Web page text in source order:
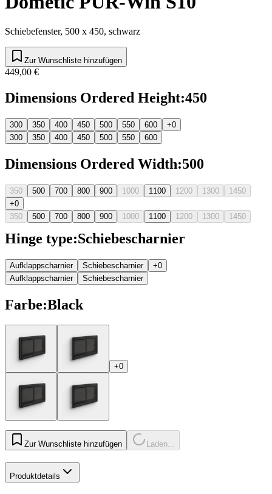
Schiebefenster, 500 x 450, schwarz
Zur Wunschliste hinzufügen
449,00 €
Dimensions Ordered Height:450
300 350 400 450 500 550 600
+0
300
350 400 450 500 550 600
Dimensions Ordered Width:500
350 500 700 800 900 1000 1100 1200 1300
1450
+0
350
500 700 800 900 1000 1100 1200 1300 1450
Hinge type:Schiebescharnier
Aufklappscharnier Schiebescharnier
+0
Aufklappscharnier
Schiebescharnier
Farbe:Black
+0
Zur Wunschliste hinzufügen Laden...
Produktdetails